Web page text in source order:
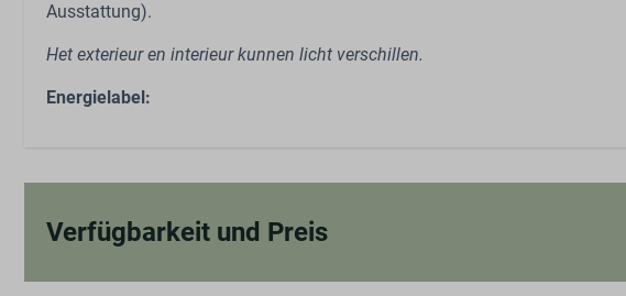
Ausstattung).
Het exterieur en interieur kunnen licht verschillen.
Energielabel:
Verfügbarkeit und Preis